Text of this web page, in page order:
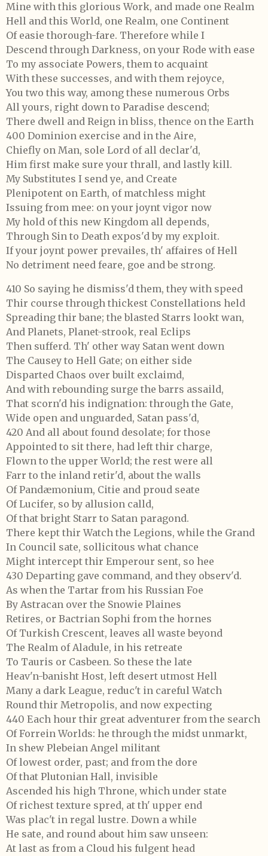
Mine with this glorious Work, and made one Realm
Hell and this World, one Realm, one Continent
Of easie thorough-fare. Therefore while I
Descend through Darkness, on your Rode with ease
To my associate Powers, them to acquaint
With these successes, and with them rejoyce,
You two this way, among these numerous Orbs
All yours, right down to Paradise descend;
There dwell and Reign in bliss, thence on the Earth
400 Dominion exercise and in the Aire,
Chiefly on Man, sole Lord of all declar'd,
Him first make sure your thrall, and lastly kill.
My Substitutes I send ye, and Create
Plenipotent on Earth, of matchless might
Issuing from mee: on your joynt vigor now
My hold of this new Kingdom all depends,
Through Sin to Death expos'd by my exploit.
If your joynt power prevailes, th' affaires of Hell
No detriment need feare, goe and be strong.
410 So saying he dismiss'd them, they with speed
Thir course through thickest Constellations held
Spreading thir bane; the blasted Starrs lookt wan,
And Planets, Planet-strook, real Eclips
Then sufferd. Th' other way Satan went down
The Causey to Hell Gate; on either side
Disparted Chaos over built exclaimd,
And with rebounding surge the barrs assaild,
That scorn'd his indignation: through the Gate,
Wide open and unguarded, Satan pass'd,
420 And all about found desolate; for those
Appointed to sit there, had left thir charge,
Flown to the upper World; the rest were all
Farr to the inland retir'd, about the walls
Of Pandæmonium, Citie and proud seate
Of Lucifer, so by allusion calld,
Of that bright Starr to Satan paragond.
There kept thir Watch the Legions, while the Grand
In Council sate, sollicitous what chance
Might intercept thir Emperour sent, so hee
430 Departing gave command, and they observ'd.
As when the Tartar from his Russian Foe
By Astracan over the Snowie Plaines
Retires, or Bactrian Sophi from the hornes
Of Turkish Crescent, leaves all waste beyond
The Realm of Aladule, in his retreate
To Tauris or Casbeen. So these the late
Heav'n-banisht Host, left desert utmost Hell
Many a dark League, reduc't in careful Watch
Round thir Metropolis, and now expecting
440 Each hour thir great adventurer from the search
Of Forrein Worlds: he through the midst unmarkt,
In shew Plebeian Angel militant
Of lowest order, past; and from the dore
Of that Plutonian Hall, invisible
Ascended his high Throne, which under state
Of richest texture spred, at th' upper end
Was plac't in regal lustre. Down a while
He sate, and round about him saw unseen:
At last as from a Cloud his fulgent head